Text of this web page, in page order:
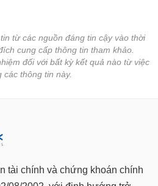
từ các nguồn đáng tin cậy vào thời
cung cấp thông tin tham khảo.
đối với bất kỳ kết quả nào từ việc
các thông tin này.
tài chính và chứng khoán chính